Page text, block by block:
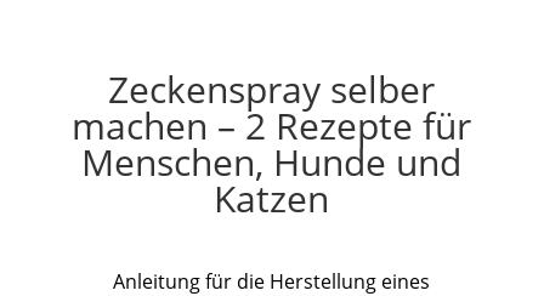
Zeckenspray selber
machen – 2 Rezepte für
Menschen, Hunde und
Katzen
Anleitung für die Herstellung eines